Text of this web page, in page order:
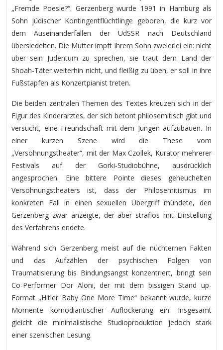
„Fremde Poesie?“. Gerzenberg wurde 1991 in Hamburg als
Sohn jüdischer Kontingentflüchtlinge geboren, die kurz vor
dem Auseinanderfallen der UdSSR nach Deutschland
übersiedelten. Die Mutter impft ihrem Sohn zweierlei ein: nicht
über sein Judentum zu sprechen, sie traut dem Land der
Shoah-Täter weiterhin nicht, und fleißig zu üben, er soll in ihre
Fußstapfen als Konzertpianist treten.
Die beiden zentralen Themen des Textes kreuzen sich in der
Figur des Kinderarztes, der sich betont philosemitisch gibt und
versucht, eine Freundschaft mit dem Jungen aufzubauen. In
einer kurzen Szene wird die These vom
„Versöhnungstheater“, mit der Max Czollek, Kurator mehrerer
Festivals auf der Gorki-Studiobühne, ausdrücklich
angesprochen. Eine bittere Pointe dieses geheuchelten
Versöhnungstheaters ist, dass der Philosemitismus im
konkreten Fall in einen sexuellen Übergriff mündete, den
Gerzenberg zwar anzeigte, der aber straflos mit Einstellung
des Verfahrens endete.
Während sich Gerzenberg meist auf die nüchternen Fakten
und das Aufzählen der psychischen Folgen von
Traumatisierung bis Bindungsangst konzentriert, bringt sein
Co-Performer Dor Aloni, der mit dem bissigen Stand up-
Format „Hitler Baby One More Time“ bekannt wurde, kurze
Momente komödiantischer Auflockerung ein. Insgesamt
gleicht die minimalistische Studioproduktion jedoch stark
einer szenischen Lesung.